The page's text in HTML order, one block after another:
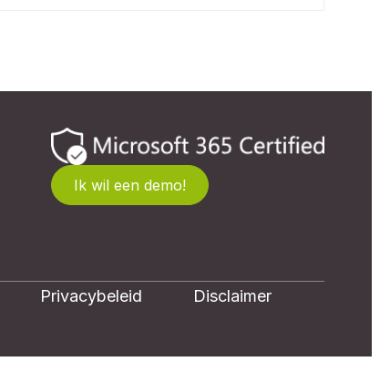
Ik wil een demo!
Privacybeleid Disclaimer